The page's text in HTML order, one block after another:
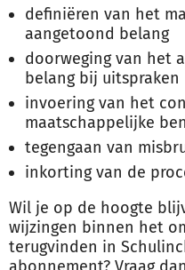
definiëren van het
aangetoond belang
doorweging van het
belang bij uitspraken
invoering van het
maatschappelijke
tegengaan van
inkorting van de
Wil je op de hoogte
wijzingen binnen het
terugvinden in